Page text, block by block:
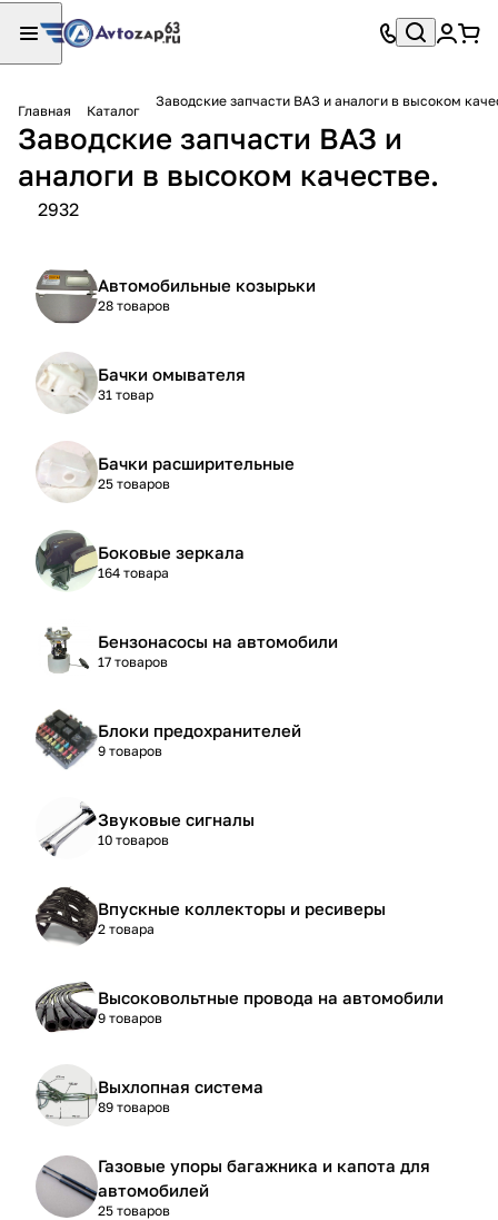
Главная Каталог
Заводские запчасти ВАЗ и аналоги в высоком
Заводские запчасти ВАЗ и
аналоги в высоком качестве.
2932
Автомобильные козырьки
28 товаров
Бачки омывателя
31 товар
Бачки расширительные
25 товаров
Боковые зеркала
164 товара
Бензонасосы на автомобили
17 товаров
Блоки предохранителей
9 товаров
Звуковые сигналы
10 товаров
Впускные коллекторы и ресиверы
2 товара
Высоковольтные провода на автомобили
9 товаров
Выхлопная система
89 товаров
Газовые упоры багажника и капота для
автомобилей
25 товаров